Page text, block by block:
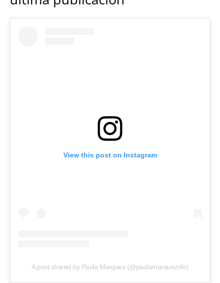
View this post on Instagram
A post shared by Paola Marquez (@paolamarquezofc)